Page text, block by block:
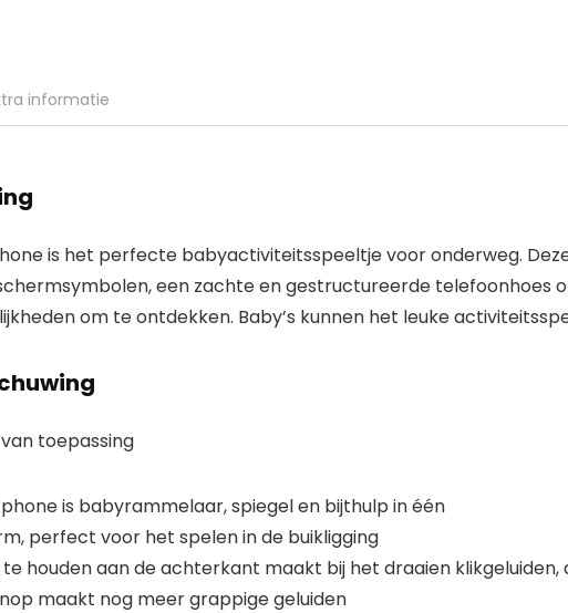
informatie
is het perfecte babyactiviteitsspeeltje voor onderweg.
een zachte en gestructureerde telefoonhoes
om te ontdekken. Baby’s kunnen het leuke
toepassing
is babyrammelaar, spiegel en bijthulp in één
perfect voor het spelen in de buikligging
houden aan de achterkant maakt bij het draaien
maakt nog meer grappige geluiden